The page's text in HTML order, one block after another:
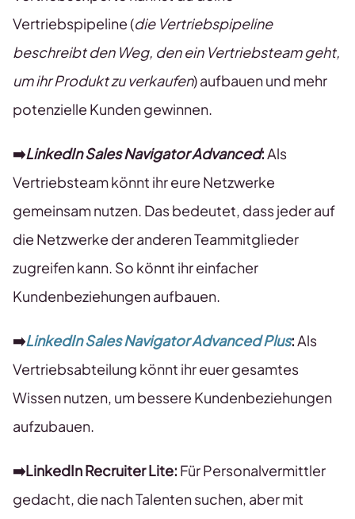
Vertriebspipeline (die Vertriebspipeline
beschreibt den Weg, den ein Vertriebsteam geht,
um ihr Produkt zu verkaufen) aufbauen und mehr
potenzielle Kunden gewinnen.
➡️LinkedIn Sales Navigator Advanced:Als
Vertriebsteam könnt ihr eure Netzwerke
gemeinsam nutzen. Das bedeutet, dass jeder auf
die Netzwerke der anderen Teammitglieder
zugreifen kann. So könnt ihr einfacher
Kundenbeziehungen aufbauen.
➡️LinkedIn Sales Navigator Advanced Plus:Als
Vertriebsabteilung könnt ihr euer gesamtes
Wissen nutzen, um bessere Kundenbeziehungen
aufzubauen.
➡️LinkedIn Recruiter Lite: Für Personalvermittler
gedacht, die nach Talenten suchen, aber mit